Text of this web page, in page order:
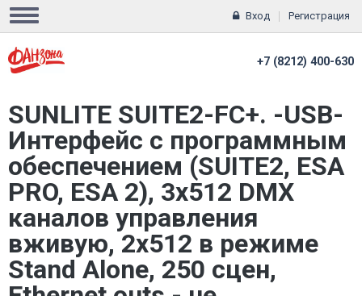
Вход Регистрация
+7 (8212) 400-630
SUNLITE SUITE2-FC+. -USB-
Интерфейс с программным
обеспечением (SUITE2, ESA
PRO, ESA 2), 3x512 DMX
каналов управления
вживую, 2x512 в режиме
Stand Alone, 250 сцен,